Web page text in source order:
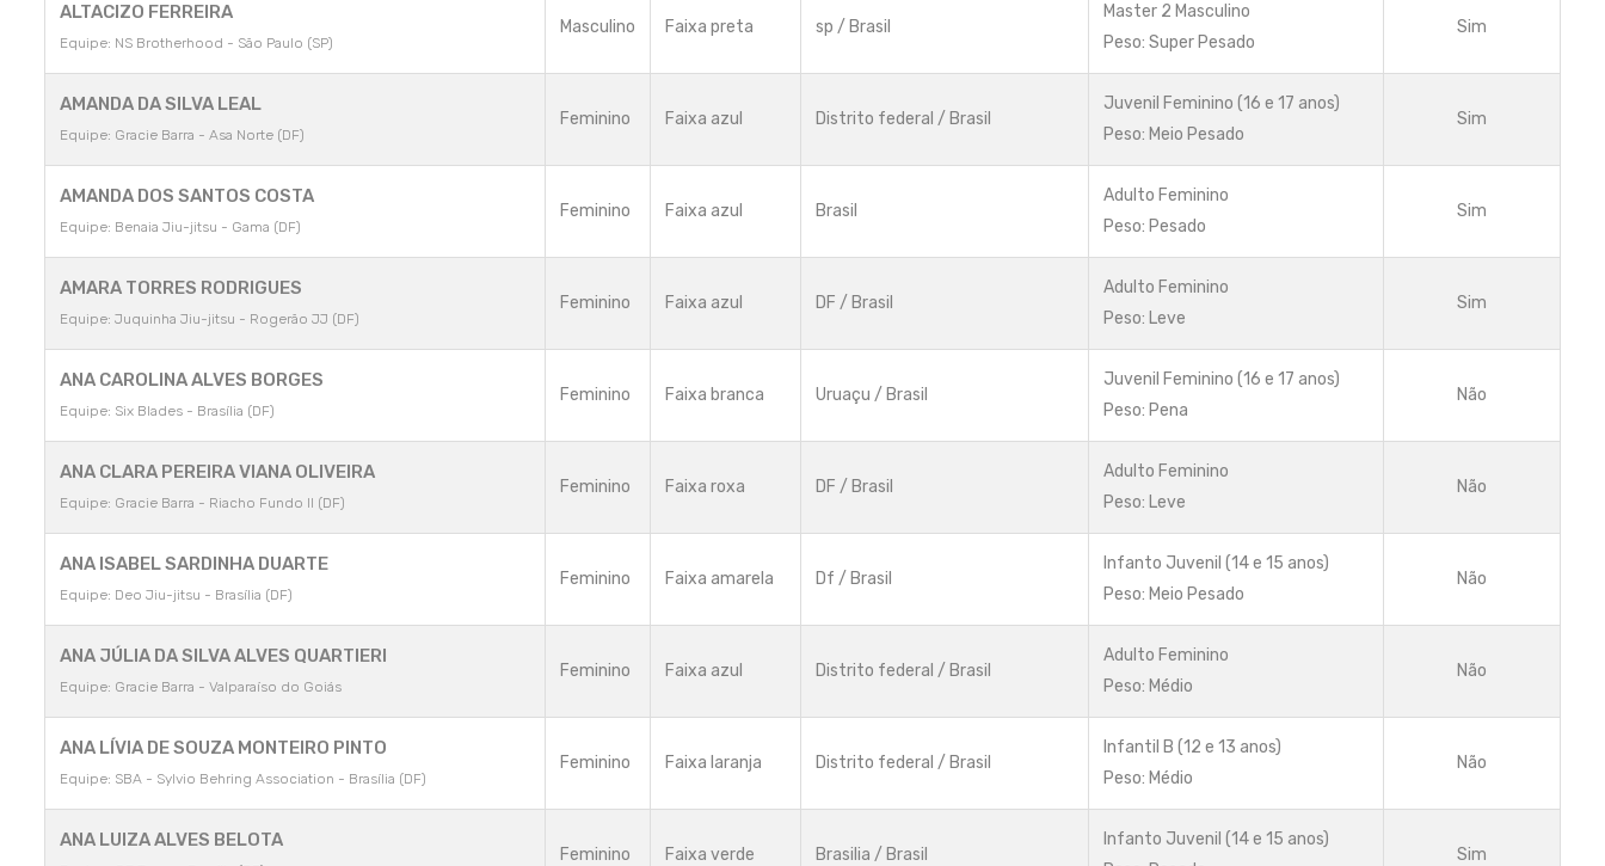
ALTACIZO FERREIRA
Equipe: NS Brotherhood - São Paulo (SP)
Masculino Faixa preta sp / Brasil
Master 2 Masculino
Peso: Super Pesado
Sim
AMANDA DA SILVA LEAL
Equipe: Gracie Barra - Asa Norte (DF)
Feminino Faixa azul Distrito federal / Brasil
Juvenil Feminino (16 e 17 anos)
Peso: Meio Pesado
Sim
AMANDA DOS SANTOS COSTA
Equipe: Benaia Jiu-jitsu - Gama (DF)
Feminino Faixa azul Brasil
Adulto Feminino
Peso: Pesado
Sim
AMARA TORRES RODRIGUES
Equipe: Juquinha Jiu-jitsu - Rogerão JJ (DF)
Feminino Faixa azul DF / Brasil
Adulto Feminino
Peso: Leve
Sim
ANA CAROLINA ALVES BORGES
Equipe: Six Blades - Brasília (DF)
Feminino Faixa branca Uruaçu / Brasil
Juvenil Feminino (16 e 17 anos)
Peso: Pena
Não
ANA CLARA PEREIRA VIANA OLIVEIRA
Equipe: Gracie Barra - Riacho Fundo II (DF)
Feminino Faixa roxa DF / Brasil
Adulto Feminino
Peso: Leve
Não
ANA ISABEL SARDINHA DUARTE
Equipe: Deo Jiu-jitsu - Brasília (DF)
Feminino Faixa amarela Df / Brasil
Infanto Juvenil (14 e 15 anos)
Peso: Meio Pesado
Não
ANA JÚLIA DA SILVA ALVES QUARTIERI
Equipe: Gracie Barra - Valparaíso do Goiás
Feminino Faixa azul Distrito federal / Brasil
Adulto Feminino
Peso: Médio
Não
ANA LÍVIA DE SOUZA MONTEIRO PINTO
Equipe: SBA - Sylvio Behring Association - Brasília (DF)
Feminino Faixa laranja Distrito federal / Brasil
Infantil B (12 e 13 anos)
Peso: Médio
Não
ANA LUIZA ALVES BELOTA
Feminino Faixa verde Brasilia / Brasil
Infanto Juvenil (14 e 15 anos)
Sim